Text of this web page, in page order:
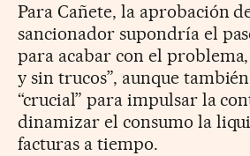
Para Cañete, la aprobación
sancionador supondría el
para acabar con el problema,
y sin trucos”, aunque
“crucial” para impulsar la
dinamizar el consumo la
facturas a tiempo.